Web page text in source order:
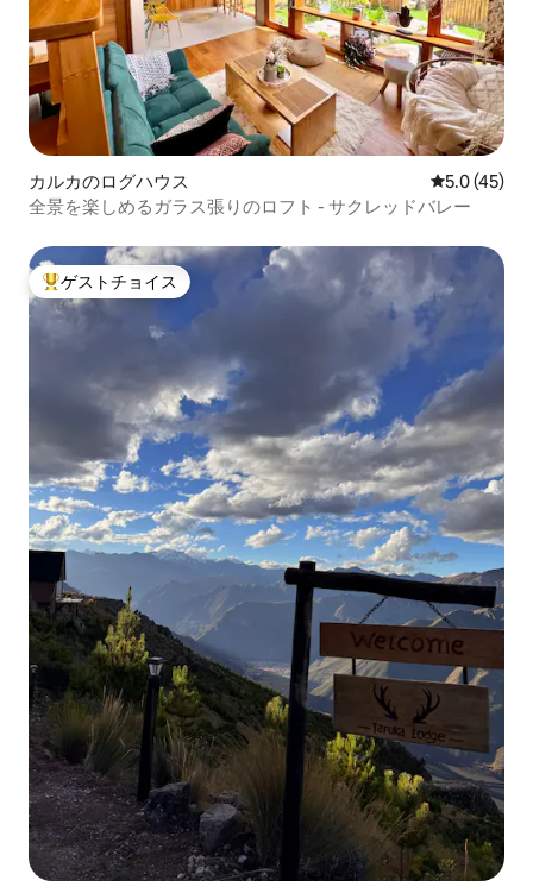
カルカのログハウス レビュー45
5.0 (45)
全景を楽しめるガラス張りのロフト - サクレッドバレー
大好評のゲストチョイスです。
ゲストチョイス